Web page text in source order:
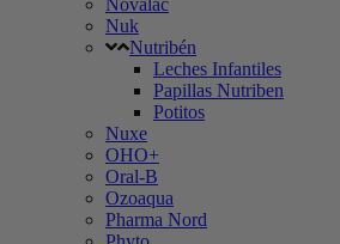
Novalac
Nuk
Nutribén
Leches Infantiles
Papillas Nutriben
Potitos
Nuxe
OHO+
Oral-B
Ozoaqua
Pharma Nord